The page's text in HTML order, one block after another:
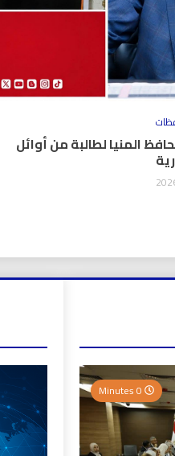
المنيا لطالبة من أوائل
0 Minutes